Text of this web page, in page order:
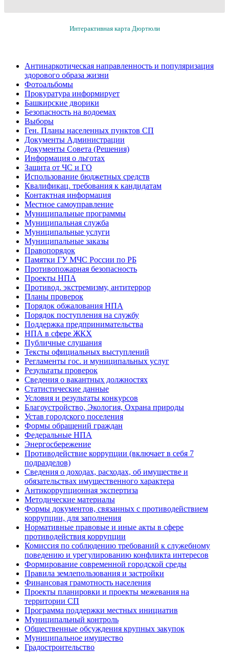
Интерактивная карта Дюртюли
Антинаркотическая направленность и популяризация
здорового образа жизни
Фотоальбомы
Прокуратура информирует
Башкирские дворики
Безопасность на водоемах
Выборы
Ген. Планы населенных пунктов СП
Документы Администрации
Документы Совета (Решения)
Информация о льготах
Защита от ЧС и ГО
Использование бюджетных средств
Квалификац. требования к кандидатам
Контактная информация
Местное самоуправление
Муниципальные программы
Муниципальная служба
Муниципальные услуги
Муниципальные заказы
Правопорядок
Памятки ГУ МЧС России по РБ
Противопожарная безопасность
Проекты НПА
Противод. экстремизму, антитеррор
Планы проверок
Порядок обжалования НПА
Порядок поступления на службу
Поддержка предпринимательства
НПА в сфере ЖКХ
Публичные слушания
Тексты официальных выступлений
Регламенты гос. и муниципальных услуг
Результаты проверок
Сведения о вакантных должностях
Статистические данные
Условия и результаты конкурсов
Благоустройство, Экология, Охрана природы
Устав городского поселения
Формы обращений граждан
Федеральные НПА
Энергосбережение
Противодействие коррупции (включает в себя 7
подразделов)
Сведения о доходах, расходах, об имуществе и
обязательствах имущественного характера
Антикоррупционная экспертиза
Методические материалы
Формы документов, связанных с противодействием
коррупции, для заполнения
Нормативные правовые и иные акты в сфере
противодействия коррупции
Комиссия по соблюдению требований к служебному
поведению и урегулированию конфликта интересов
Формирование современной городской среды
Правила землепользования и застройки
Финансовая грамотность населения
Проекты планировки и проекты межевания на
территории СП
Программа поддержки местных инициатив
Муниципальный контроль
Общественные обсуждения крупных закупок
Муниципальное имущество
Градостроительство